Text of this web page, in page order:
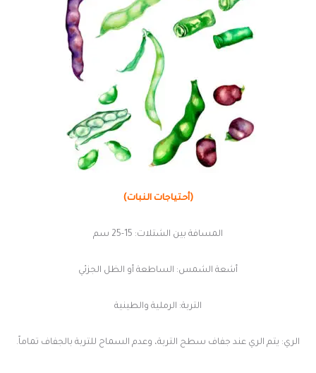
(أحتياجات النبات)
المسافة بين الشتلات: 15-25 سم
أشعة الشمس: الساطعة أو الظل الجزئي
التربة: الرملية والطينية
الري: يتم الري عند جفاف سطح التربة، وعدم السماح للتربة بالجفاف تماماً.